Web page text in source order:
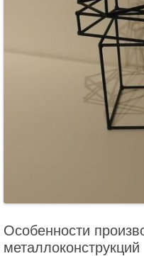
Особенности
металлоконструкций